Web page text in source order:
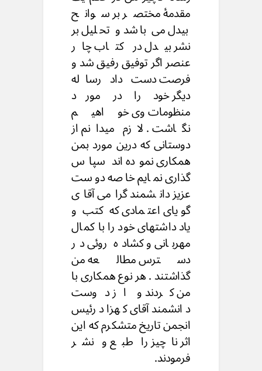
مقدمۀ مختصر بر سوانح
بیدل می باشد و تحلیل بر
نشر بیدل در کتاب چار
عنصر اگر توفیق رفیق شد و
فرصت دست داد رساله
دیگر خود را در مورد
منظومات وی خواهیم
نگاشت . لازم میدانم از
دوستانی که درین مورد بمن
همکاری نموده اند سپاس
گذاری نمایم خاصه دوست
عزیز دانشمند گرامی آقای
گویای اعتمادی که کتب و
یاد داشتهای خود را با کمال
مهربانی و کشاده روئی در
دسترس مطالعه من
گذاشتند . هر نوع همکاری با
من کردند و از دوست
دانشمند آقای کهزا درئیس
انجمن تاریخ متشکرم که این
اثر ناچیز را طبع و نشر
فرمودند.